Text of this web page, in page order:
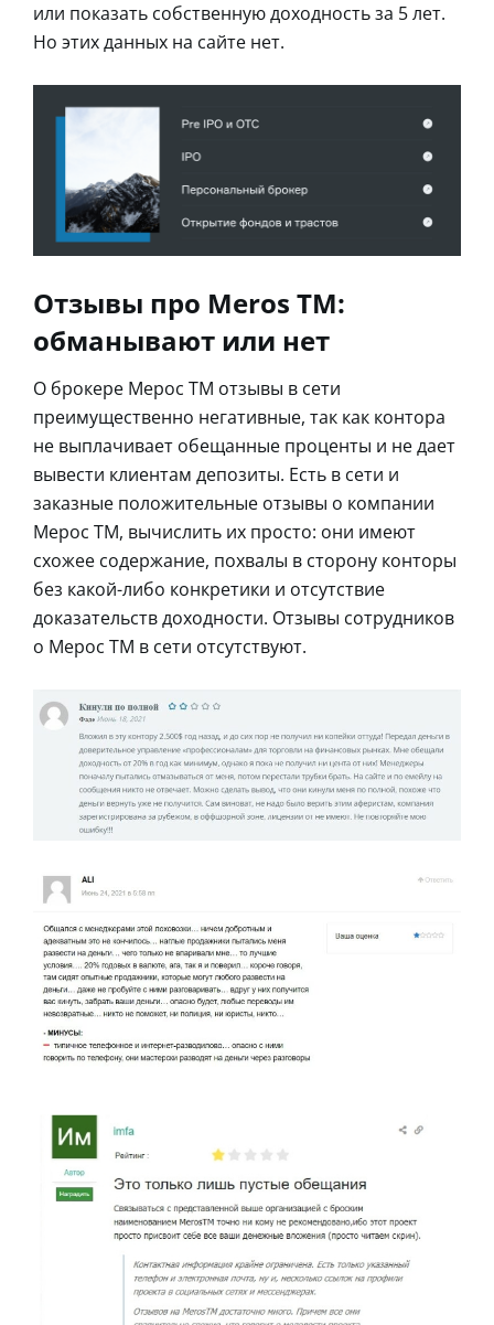
или показать собственную доходность за 5 лет.
Но этих данных на сайте нет.
Отзывы про Meros TM:
обманывают или нет
О брокере Мерос ТМ отзывы в сети
преимущественно негативные, так как контора
не выплачивает обещанные проценты и не дает
вывести клиентам депозиты. Есть в сети и
заказные положительные отзывы о компании
Мерос ТМ, вычислить их просто: они имеют
схожее содержание, похвалы в сторону конторы
без какой-либо конкретики и отсутствие
доказательств доходности. Отзывы сотрудников
о Мерос ТМ в сети отсутствуют.